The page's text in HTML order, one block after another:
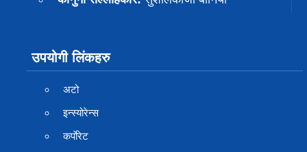
उपयोगी लिंकहरु
अटो
इन्स्योरेन्स
कर्पाेरेट